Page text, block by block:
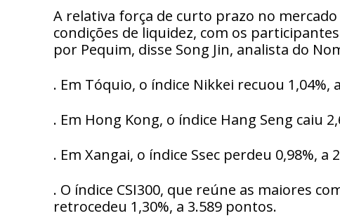
A relativa força de curto prazo no
condições de liquidez, com os
por Pequim, disse Song Jin, analista do
. Em Tóquio, o índice Nikkei recuou 1,04%,
. Em Hong Kong, o índice Hang Seng caiu
. Em Xangai, o índice Ssec perdeu 0,98%, a
. O índice CSI300, que reúne as maiores
retrocedeu 1,30%, a 3.589 pontos.